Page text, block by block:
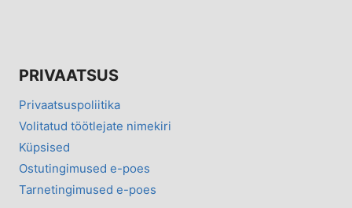
PRIVAATSUS
Privaatsuspoliitika
Volitatud töötlejate nimekiri
Küpsised
Ostutingimused e-poes
Tarnetingimused e-poes